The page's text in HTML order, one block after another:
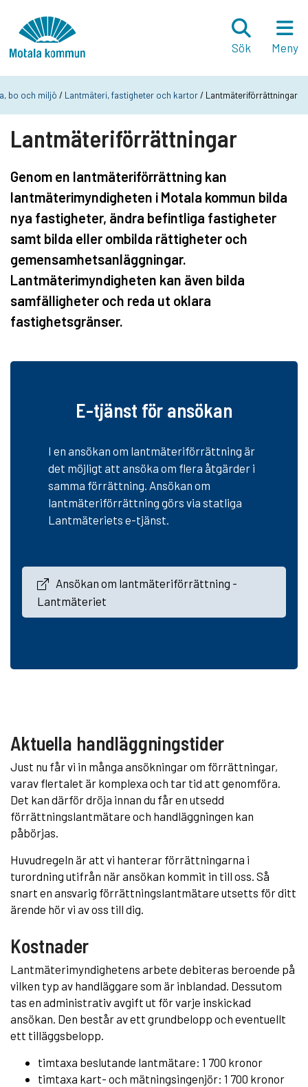
Sök
Meny
bo och miljö / Lantmäteri, fastigheter och kartor/ Lantmäteriförrättningar
Lantmäteriförrättningar
Genom en lantmäteriförrättning kan
lantmäterimyndigheten i Motala kommun bilda
nya fastigheter, ändra befintliga fastigheter
samt bilda eller ombilda rättigheter och
gemensamhetsanläggningar.
Lantmäterimyndigheten kan även bilda
samfälligheter och reda ut oklara
fastighetsgränser.
E-tjänst för ansökan
I en ansökan om lantmäteriförrättning är
det möjligt att ansöka om flera åtgärder i
samma förrättning. Ansökan om
lantmäteriförrättning görs via statliga
Lantmäteriets e-tjänst.
Ansökan om lantmäteriförrättning -
Lantmäteriet
Aktuella handläggningstider
Just nu får vi in många ansökningar om förrättningar,
varav flertalet är komplexa och tar tid att genomföra.
Det kan därför dröja innan du får en utsedd
förrättningslantmätare och handläggningen kan
påbörjas.
Huvudregeln är att vi hanterar förrättningarna i
turordning utifrån när ansökan kommit in till oss. Så
snart en ansvarig förrättningslantmätare utsetts för ditt
ärende hör vi av oss till dig.
Kostnader
Lantmäterimyndighetens arbete debiteras beroende på
vilken typ av handläggare som är inblandad. Dessutom
tas en administrativ avgift ut för varje inskickad
ansökan. Den består av ett grundbelopp och eventuellt
ett tilläggsbelopp.
timtaxa beslutande lantmätare: 1 700 kronor
timtaxa kart- och mätningsingenjör: 1 700 kronor